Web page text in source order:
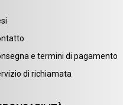
e termini di pagamento
di richiamata